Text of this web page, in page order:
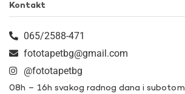
Kontakt
065/2588-471
fototapetbg@gmail.com
@fototapetbg
08h – 16h svakog radnog dana i subotom